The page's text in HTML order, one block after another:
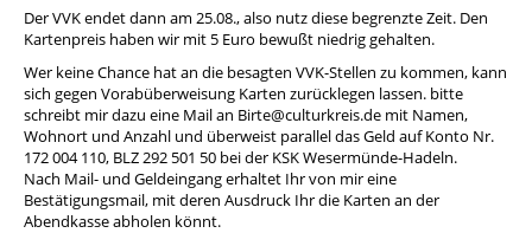
Der VVK endet dann am 25.08., also nutz diese begrenzte Zeit. Den
Kartenpreis haben wir mit 5 Euro bewußt niedrig gehalten.
Wer keine Chance hat an die besagten VVK-Stellen zu kommen, kann
sich gegen Vorabüberweisung Karten zurücklegen lassen. bitte
schreibt mir dazu eine Mail an Birte@culturkreis.de mit Namen,
Wohnort und Anzahl und überweist parallel das Geld auf Konto Nr.
172 004 110, BLZ 292 501 50 bei der KSK Wesermünde-Hadeln.
Nach Mail- und Geldeingang erhaltet Ihr von mir eine
Bestätigungsmail, mit deren Ausdruck Ihr die Karten an der
Abendkasse abholen könnt.